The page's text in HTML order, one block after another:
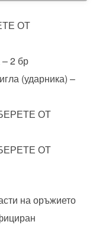
ОТ
2 бр
(ударника) –
ОТ
ОТ
на оръжието